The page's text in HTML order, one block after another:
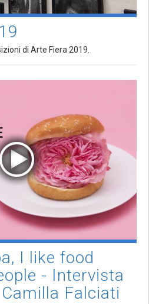
di Arte Fiera 2019.
I like food
- Intervista
Falciati